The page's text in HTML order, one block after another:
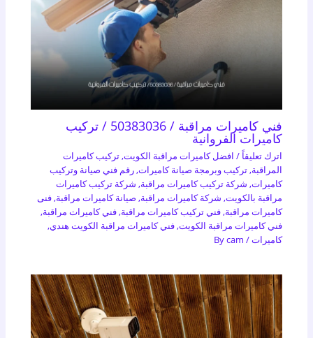
فني كاميرات مراقبة / 50383036 / تركيب
كاميرات الفروانية
اترك تعليقاً/ افضل كاميرات مراقبة الكويت,تركيب كاميرات
المراقبة,تركيب وبرمجة صيانة كاميرات,رقم فني صيانة وتركيب
كاميرات, شركة تركيب كاميرات مراقبة, شركة تركيب كاميرات
مراقبة بالكويت, شركة كاميرات مراقبة, صيانة كاميرات مراقبة,فنى
كاميرات مراقبة,فني تركيب كاميرات مراقبة,فني كاميرات مراقبة,
فني كاميرات مراقبة الكويت,فني كاميرات مراقبة الكويت هندي,
كاميرات/ By
cam